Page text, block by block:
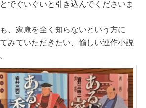
でぐいぐいと引き込んでくださいま
、家康を全く知らないという方に
みていただきたい、愉しい連作小説